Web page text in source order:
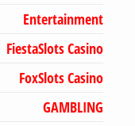
Entertainment
FiestaSlots Casino
FoxSlots Casino
GAMBLING